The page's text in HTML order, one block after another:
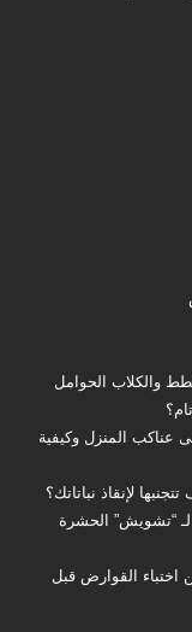
والكلاب الحوامل
عناكب المنزل وكيفية
لإنقاذ نباتاتك؟
لـ “تشويش” الحشرة
القوارض قبل